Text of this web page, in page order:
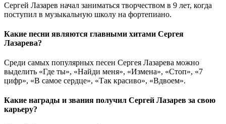
Сергей Лазарев начал заниматься творчеством в 9 лет, когда
поступил в музыкальную школу на фортепиано.
Какие песни являются главными хитами Сергея
Лазарева?
Среди самых популярных песен Сергея Лазарева можно
выделить «Где ты», «Найди меня», «Измена», «Стоп», «7
цифр», «В самое сердце», «Так красиво», «Вдвоем».
Какие награды и звания получил Сергей Лазарев за свою
карьеру?